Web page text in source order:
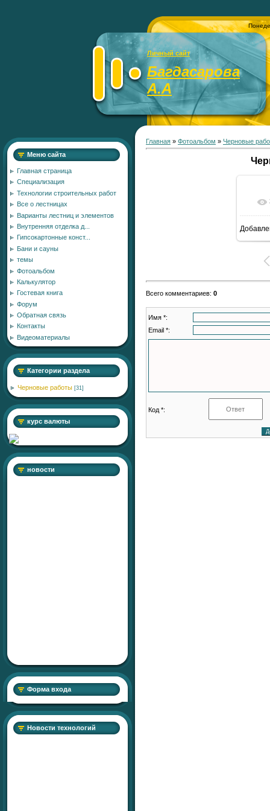
Личный сайт
Багдасарова
А.А
Меню сайта
Главная страница
Специализация
Технологии строительных работ
Все о лестницах
Варианты лестниц и элементов
Внутренняя отделка д...
Гипсокартонные конст...
Бани и сауны
темы
Фотоальбом
Калькулятор
Гостевая книга
Форум
Обратная связь
Контакты
Видеоматериалы
Категории раздела
Черновые работы [31]
курс валюты
новости
Форма входа
Новости технологий
Главная » Фотоальбом » Черновые
Всего комментариев: 0
Имя *:
Email *:
Код *: